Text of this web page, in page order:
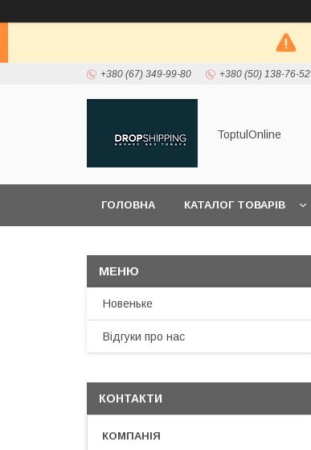
+380 (67) 349-99-80 +380 (50) 138-76-52
ToptulOnline
ГОЛОВНА КАТАЛОГ ТОВАРІВ
Новеньке
Відгуки про нас
КОНТАКТИ